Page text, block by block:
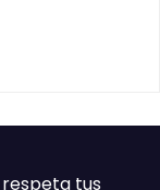
respeta tus